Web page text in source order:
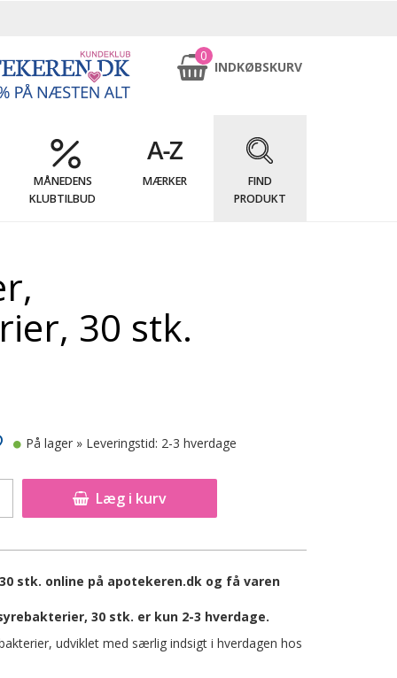
0
INDKØBSKURV
MÅNEDENS
KLUBTILBUD
MÆRKER
FIND
PRODUKT
30 stk.
Læg i kurv
På lager » Leveringstid: 2-3 hverdage
stk. online på apotekeren.dk og få varen
30 stk. er kun 2-3 hverdage.
udviklet med særlig indsigt i hverdagen hos